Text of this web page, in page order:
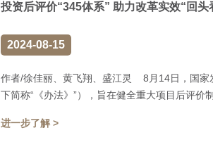
投资后评价“345体系” 助力改革实效“回
2024-08-15
作者/徐佳丽、黄飞翔、盛江灵 8月14日，国家
下简称“《办法》”），旨在健全重大项目后评价
进一步了解 >